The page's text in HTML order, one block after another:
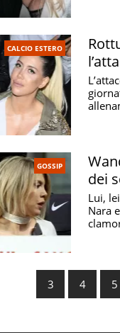
CALCIO ESTERO
GOSSIP
dei
Lui,
Nara
3 4 5